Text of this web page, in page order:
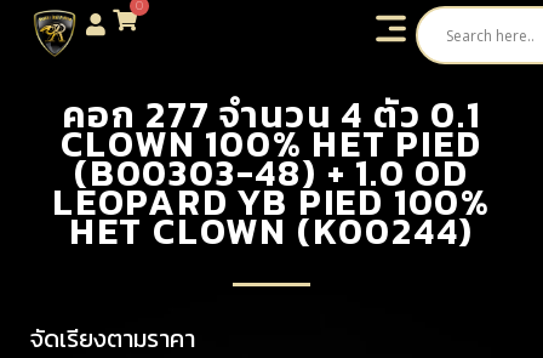
0
คอก 277 จำนวน 4 ตัว 0.1
CLOWN 100% HET PIED
(B00303-48) + 1.0 OD
LEOPARD YB PIED 100%
HET CLOWN (K00244)
จัดเรียงตามราคา